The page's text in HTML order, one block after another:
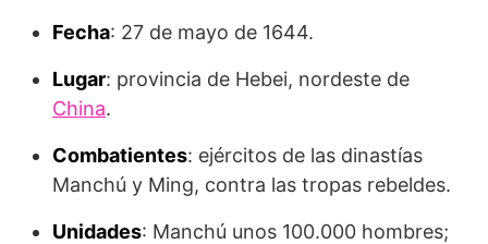
Fecha: 27 de mayo de 1644.
Lugar: provincia de Hebei, nordeste de
China.
Combatientes: ejércitos de las dinastías
Manchú y Ming, contra las tropas rebeldes.
Unidades: Manchú unos 100.000 hombres;